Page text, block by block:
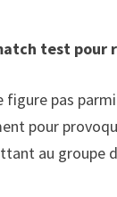
test pour
figure pas
pour
au